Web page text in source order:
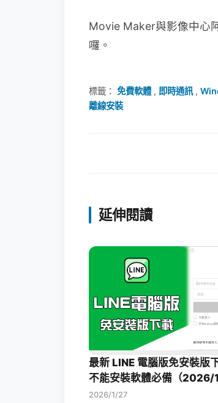
Movie Maker與影像中心
囉。
標籤： 免費軟體, 即時通訊,
離線安裝
延伸閱讀
最新 LINE 電腦版免安裝版
不能安裝軟體必備（2026/
2026/1/27